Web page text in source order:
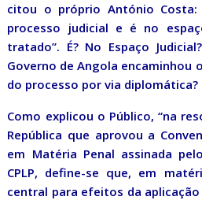
citou o próprio António Costa:
processo judicial e é no
tratado”. É? No Espaço
Governo de Angola encaminhou
do processo por via diplomática?
Como explicou o Público, “na
República que aprovou a
em Matéria Penal assinada
CPLP, define-se que, em
central para efeitos da aplicação